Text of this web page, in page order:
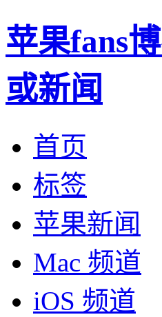
苹果fans
或新闻
首页
标签
苹果新闻
Mac 频道
iOS 频道